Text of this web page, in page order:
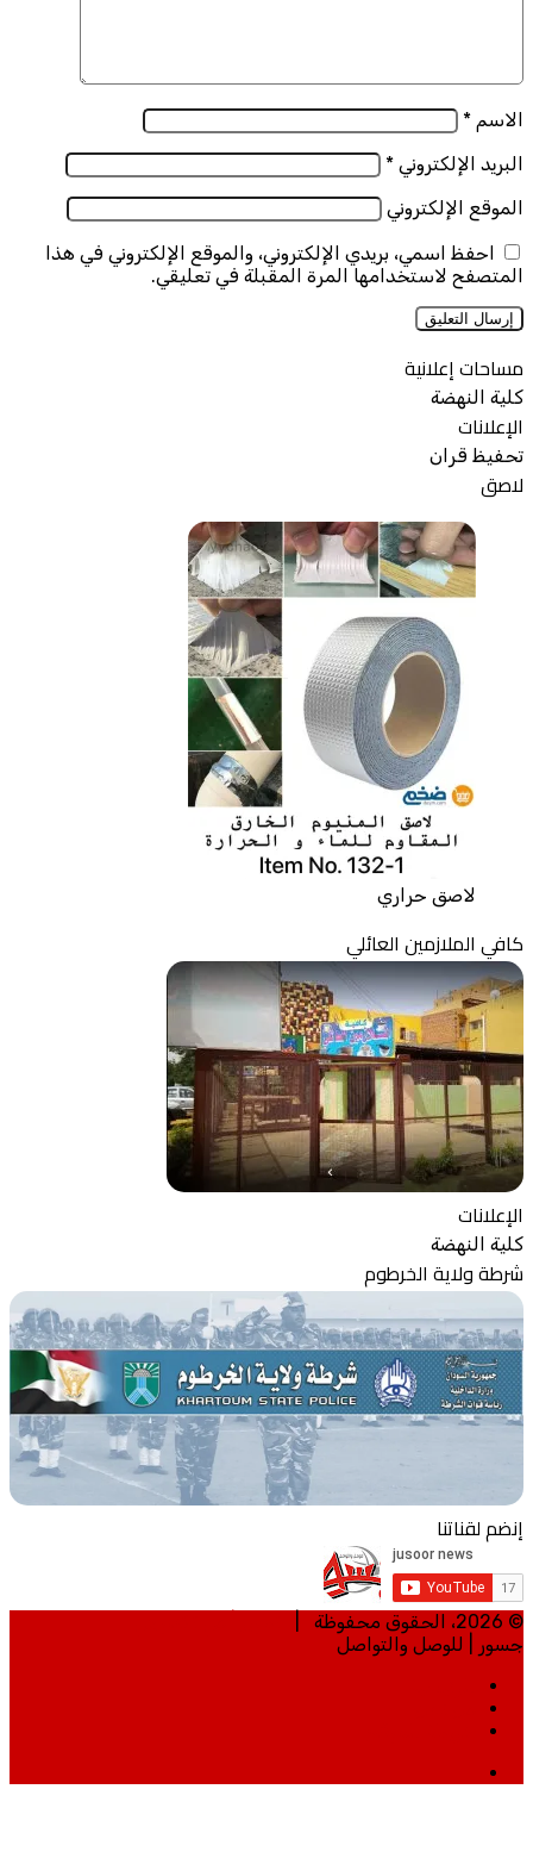
الاسم *
البريد الإلكتروني *
الموقع الإلكتروني
احفظ اسمي، بريدي الإلكتروني، والموقع الإلكتروني في هذا
المتصفح لاستخدامها المرة المقبلة في تعليقي.
مساحات إعلانية
كلية النهضة
الإعلانات
تحفيظ قران
لاصق
لاصق حراري
كافي الملازمين العائلي
الإعلانات
كلية النهضة
شرطة ولاية الخرطوم
إنضم لقناتنا
© 2026، الحقوق محفوظة |
جسور | للوصل والتواصل